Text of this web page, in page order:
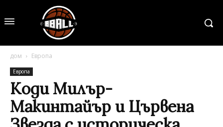
дом Европа
Европа
Коди Милър-
Макинтайър и Цървена